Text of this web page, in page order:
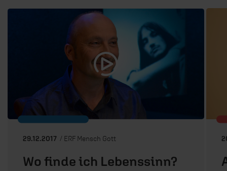
29.12.2017 / ERF Mensch Gott
Wo finde ich Lebenssinn?